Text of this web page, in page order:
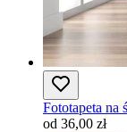
Fototapeta na
od 36,00 zł